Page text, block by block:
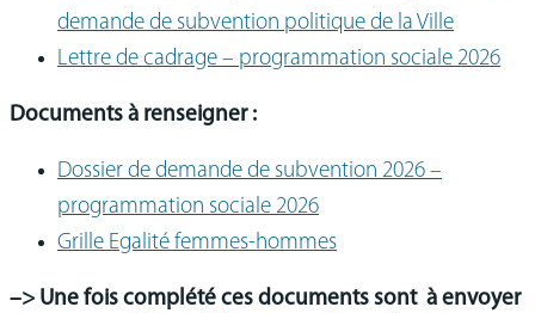
demande de subvention politique de la Ville
Lettre de cadrage – programmation sociale 2026
Documents à renseigner :
Dossier de demande de subvention 2026 –
programmation sociale 2026
Grille Egalité femmes-hommes
–> Une fois complété ces documents sont à envoyer